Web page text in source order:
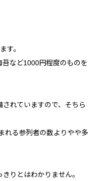
す。
など1000円程度のものを
れていますので、そちら
れる参列者の数よりやや多
りとはわかりません。